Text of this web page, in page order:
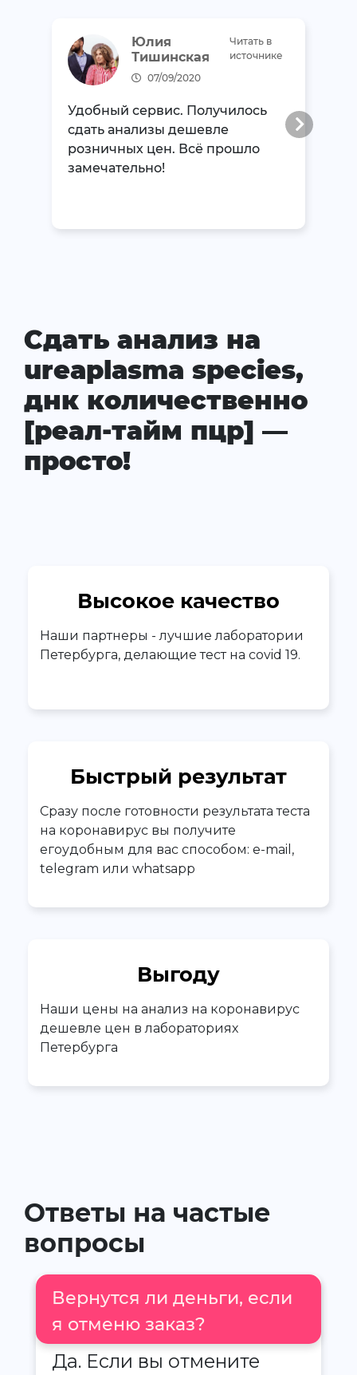
Юлия
Тишинская
07/09/2020
Читать в
источнике
Удобный сервис. Получилось
сдать анализы дешевле
розничных цен. Всё прошло
замечательно!
Сдать анализ на
ureaplasma species,
днк количественно
[реал-тайм пцр] —
просто!
Высокое качество
Наши партнеры - лучшие лаборатории
Петербурга, делающие тест на covid 19.
Быстрый результат
Сразу после готовности результата теста
на коронавирус вы получите
егоудобным для вас способом: e-mail,
telegram или whatsapp
Выгоду
Наши цены на анализ на коронавирус
дешевле цен в лабораториях
Петербурга
Ответы на частые
вопросы
Вернутся ли деньги, если
я отменю заказ?
Да. Если вы отмените